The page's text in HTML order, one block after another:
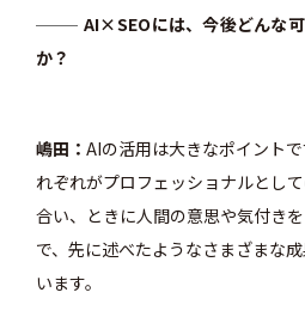
AI×SEOには、今後どんな
か？
嶋田
AIの活用は大きなポイント
れぞれがプロフェッショナルとし
合い、ときに人間の意思や気付き
で、先に述べたようなさまざまな
います。